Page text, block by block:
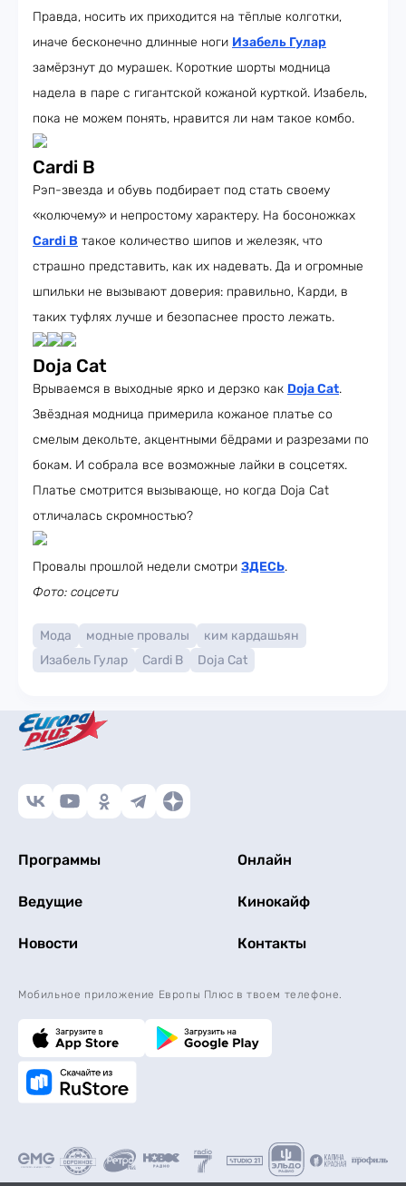
Правда, носить их приходится на тёплые колготки,
иначе бесконечно длинные ноги Изабель Гулар
замёрзнут до мурашек. Короткие шорты модница
надела в паре с гигантской кожаной курткой. Изабель,
пока не можем понять, нравится ли нам такое комбо.
Cardi B
Рэп-звезда и обувь подбирает под стать своему
«колючему» и непростому характеру. На босоножках
Cardi B такое количество шипов и железяк, что
страшно представить, как их надевать. Да и огромные
шпильки не вызывают доверия: правильно, Карди, в
таких туфлях лучше и безопаснее просто лежать.
Doja Cat
Врываемся в выходные ярко и дерзко как Doja Cat.
Звёздная модница примерила кожаное платье со
смелым декольте, акцентными бёдрами и разрезами по
бокам. И собрала все возможные лайки в соцсетях.
Платье смотрится вызывающе, но когда Doja Cat
отличалась скромностью?
Провалы прошлой недели смотри ЗДЕСЬ.
Фото: соцсети
Мода модные провалы
ким кардашьян
Изабель Гулар
Cardi B Doja Cat
Программы Онлайн
Ведущие Кинокайф
Новости Контакты
Мобильное приложение Европы Плюс в твоем телефоне.